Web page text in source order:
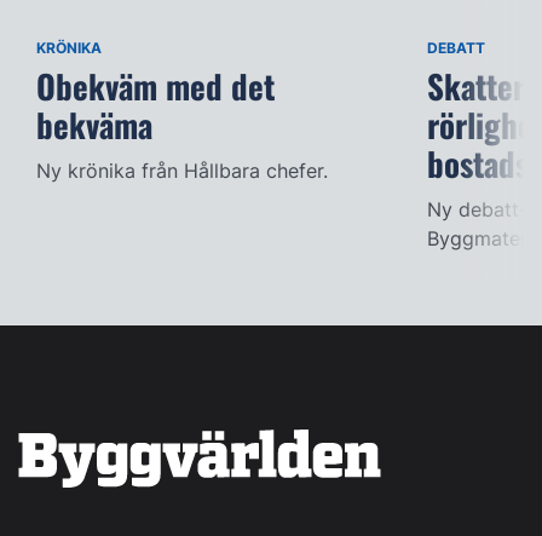
KRÖNIKA
Obekväm med det
bekväma
Ny krönika från Hållbara chefer.
DEBATT
Skatter
Ny debatt-